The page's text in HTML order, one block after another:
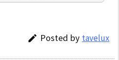
 Posted by tavelux